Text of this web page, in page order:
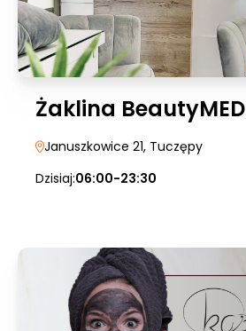
Żaklina BeautyMED
Januszkowice 21, Tuczępy
Dzisiaj:06:00-23:30